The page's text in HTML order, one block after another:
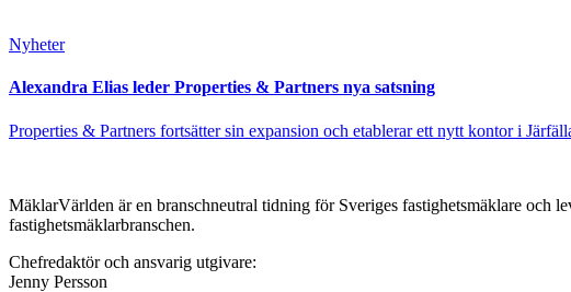
Nyheter
Alexandra Elias leder Properties & Partners nya satsning
Properties & Partners fortsätter sin expansion och etablerar ett nytt kontor i
MäklarVärlden är en branschneutral tidning för Sveriges fastighetsmäklare och
fastighetsmäklarbranschen.
Chefredaktör och ansvarig utgivare:
Jenny Persson